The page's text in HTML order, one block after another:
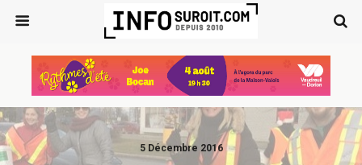
5 Décembre 2016